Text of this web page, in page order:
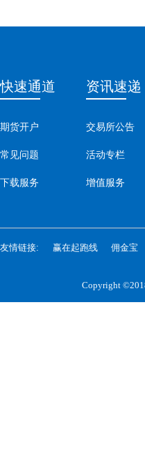
快速通道
期货开户
常见问题
下载服务
资讯速递
交易所公告
活动专栏
增值服务
友情链接: 赢在起跑线 佣金宝
Copyright